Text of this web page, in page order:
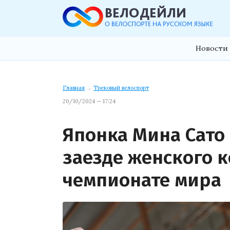
Новости
Главная → Трековый велоспорт
20/10/2024 — 17:24
Японка Мина
заезде женского
чемпионате мира